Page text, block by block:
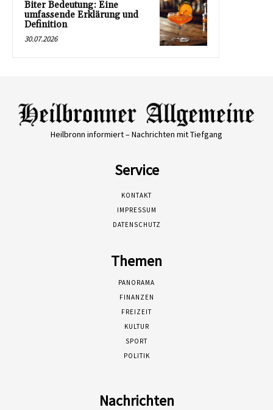
Biter Bedeutung: Eine
umfassende Erklärung und
Definition
30.07.2026
Heilbronn informiert – Nachrichten mit Tiefgang
Service
KONTAKT
IMPRESSUM
DATENSCHUTZ
Themen
PANORAMA
FINANZEN
FREIZEIT
KULTUR
SPORT
POLITIK
Nachrichten